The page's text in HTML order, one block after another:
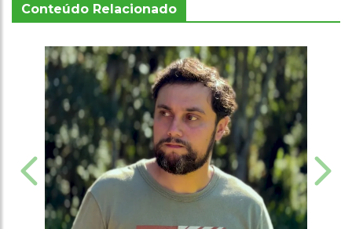
Conteúdo Relacionado